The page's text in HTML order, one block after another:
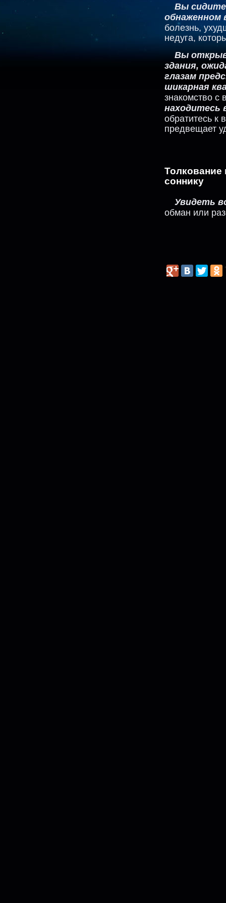
Вы сидите
обнаженном
болезнь,
недуга,
Вы
здания,
глазам
шикарная
знакомство
находитесь
обратитесь к
предвещает
соннику
Увидеть
обман или